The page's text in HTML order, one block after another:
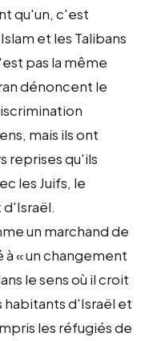
qu'un, c'est
et les Talibans
pas la même
dénoncent le
mais ils ont
reprises qu'ils
les Juifs, le
d'Israël.
un marchand de
« un changement
le sens où il croit
habitants d'Israël et
les réfugiés de